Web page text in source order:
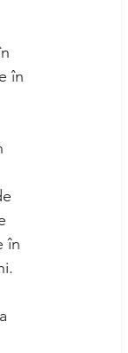
în
în